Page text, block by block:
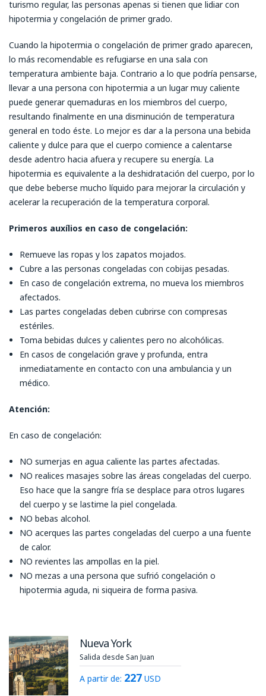
turismo regular, las personas apenas si tienen que lidiar con
hipotermia y congelación de primer grado.
Cuando la hipotermia o congelación de primer grado aparecen,
lo más recomendable es refugiarse en una sala con
temperatura ambiente baja. Contrario a lo que podría pensarse,
llevar a una persona con hipotermia a un lugar muy caliente
puede generar quemaduras en los miembros del cuerpo,
resultando finalmente en una disminución de temperatura
general en todo éste. Lo mejor es dar a la persona una bebida
caliente y dulce para que el cuerpo comience a calentarse
desde adentro hacia afuera y recupere su energía. La
hipotermia es equivalente a la deshidratación del cuerpo, por lo
que debe beberse mucho líquido para mejorar la circulación y
acelerar la recuperación de la temperatura corporal.
Primeros auxílios en caso de congelación:
Remueve las ropas y los zapatos mojados.
Cubre a las personas congeladas con cobijas pesadas.
En caso de congelación extrema, no mueva los miembros
afectados.
Las partes congeladas deben cubrirse con compresas
estériles.
Toma bebidas dulces y calientes pero no alcohólicas.
En casos de congelación grave y profunda, entra
inmediatamente en contacto con una ambulancia y un
médico.
Atención:
En caso de congelación:
NO sumerjas en agua caliente las partes afectadas.
NO realices masajes sobre las áreas congeladas del cuerpo.
Eso hace que la sangre fría se desplace para otros lugares
del cuerpo y se lastime la piel congelada.
NO bebas alcohol.
NO acerques las partes congeladas del cuerpo a una fuente
de calor.
NO revientes las ampollas en la piel.
NO mezas a una persona que sufrió congelación o
hipotermia aguda, ni siqueira de forma pasiva.
Nueva York
Salida desde San Juan
A partir de: 227 USD